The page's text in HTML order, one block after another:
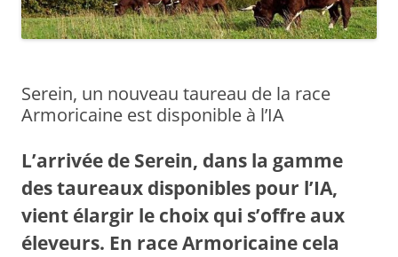
Serein, un nouveau taureau de la race
Armoricaine est disponible à l’IA
L’arrivée de Serein, dans la gamme
des taureaux disponibles pour l’IA,
vient élargir le choix qui s’offre aux
éleveurs. En race Armoricaine cela